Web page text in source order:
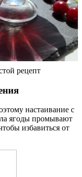
рецепт
настаивание с
ягоды промывают
избавиться от